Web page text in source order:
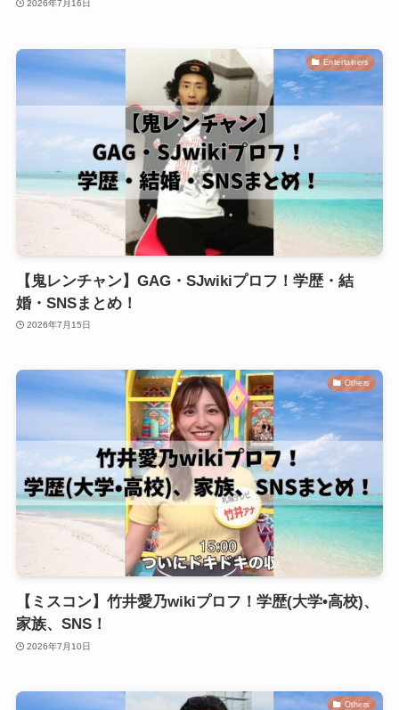
2026年7月16日
Entertainers
【鬼レンチャン】GAG・SJwikiプロフ！学歴・結
婚・SNSまとめ！
2026年7月15日
Others
【ミスコン】竹井愛乃wikiプロフ！学歴(大学•高校)、
家族、SNS！
2026年7月10日
Others